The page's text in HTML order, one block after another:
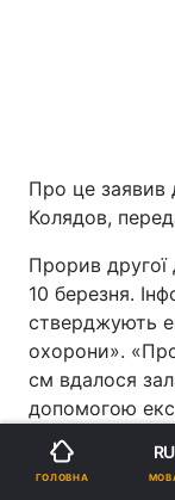
Про це заявив
Колядов,
Прорив
10 березня.
стверджують
охорони».
см вдалося
допомогою
активістами
робочі полігону.
ГОЛОВНА
RU